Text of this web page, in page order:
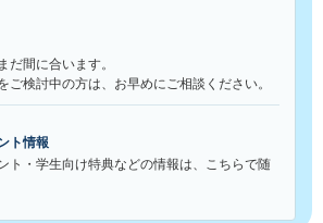
だ間に合います。
ご検討中の方は、お早めにご相談ください。
ト情報
ト・学生向け特典などの情報は、こちらで随